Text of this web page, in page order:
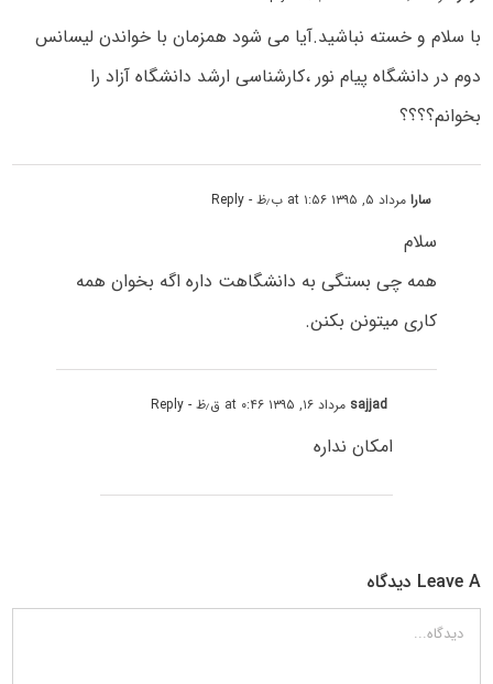
با سلام و خسته نباشید.آیا می شود همزمان با خواندن لیسانس
دوم در دانشگاه پیام نور ،کارشناسی ارشد دانشگاه آزاد را
بخوانم؟؟؟؟
سارامرداد ۵, ۱۳۹۵ at ۱:۵۶ ب٫ظ - Reply
سلام
همه چی بستگی به دانشگاهت داره اگه بخوان همه
کاری میتونن بکنن.
sajjad مرداد ۱۶, ۱۳۹۵ at ۰:۴۶ ق٫ظ - Reply
امکان نداره
Leave A دیدگاه
دیدگاه